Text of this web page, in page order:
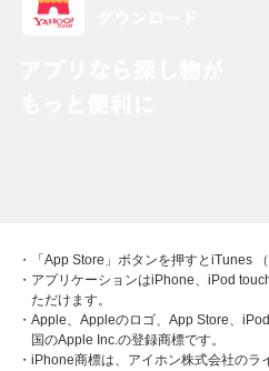
・「App Store」ボタンを押すとiTunes
・アプリケーションはiPhone、iPod
ただけます。
・Apple、Appleのロゴ、App Store、
国のApple Inc.の登録商標です。
・iPhone商標は、アイホン株式会社のラ